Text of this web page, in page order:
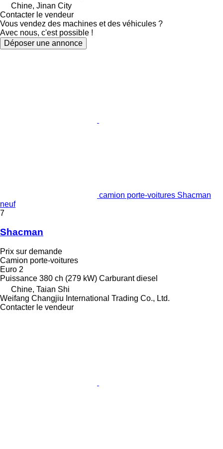
Chine, Jinan City
Contacter le vendeur
Vous vendez des machines et des véhicules ?
Avec nous, c'est possible !
Déposer une annonce
camion porte-voitures Shacman
neuf
7
Shacman
Prix sur demande
Camion porte-voitures
Euro 2
Puissance 380 ch (279 kW) Carburant diesel
Chine, Taian Shi
Weifang Changjiu International Trading Co., Ltd.
Contacter le vendeur